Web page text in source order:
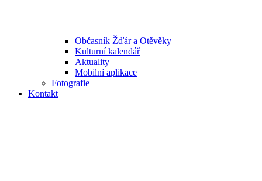
Občasník Žďár a Otěvěky
Kulturní kalendář
Aktuality
Mobilní aplikace
Fotografie
Kontakt